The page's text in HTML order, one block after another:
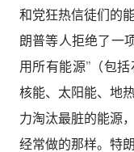
和党狂热信徒们的
朗普等人拒绝了一
用所有能源”（包
核能、太阳能、地
力淘汰最脏的能源
经常做的那样。特